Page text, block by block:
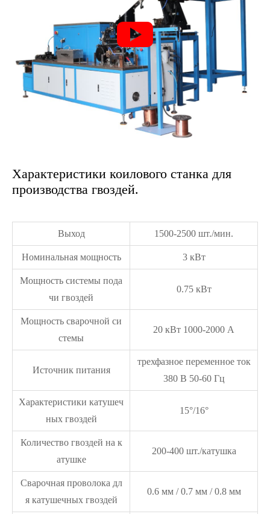

Характеристики коилового станка для
производства гвоздей.
Выход 1500-2500 шт./мин.
Номинальная мощность 3 кВт
Мощность системы пода
чи гвоздей
0.75 кВт
Мощность сварочной си
стемы
20 кВт 1000-2000 А
Источник питания
трехфазное переменное ток
380 В 50-60 Гц
Характеристики катушеч
ных гвоздей
15°/16°
Количество гвоздей на к
атушке
200-400 шт./катушка
Сварочная проволока дл
я катушечных гвоздей
0.6 мм / 0.7 мм / 0.8 мм